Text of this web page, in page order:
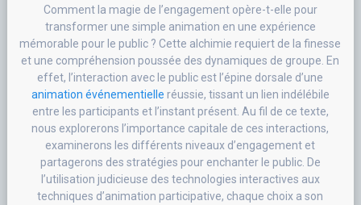
Comment la magie de l’engagement opère-t-elle pour
transformer une simple animation en une expérience
mémorable pour le public ? Cette alchimie requiert de la finesse
et une compréhension poussée des dynamiques de groupe. En
effet, l’interaction avec le public est l’épine dorsale d’une
animation événementielle réussie, tissant un lien indélébile
entre les participants et l’instant présent. Au fil de ce texte,
nous explorerons l’importance capitale de ces interactions,
examinerons les différents niveaux d’engagement et
partagerons des stratégies pour enchanter le public. De
l’utilisation judicieuse des technologies interactives aux
techniques d’animation participative, chaque choix a son